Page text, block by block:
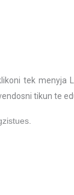
tek menyja
tikun te